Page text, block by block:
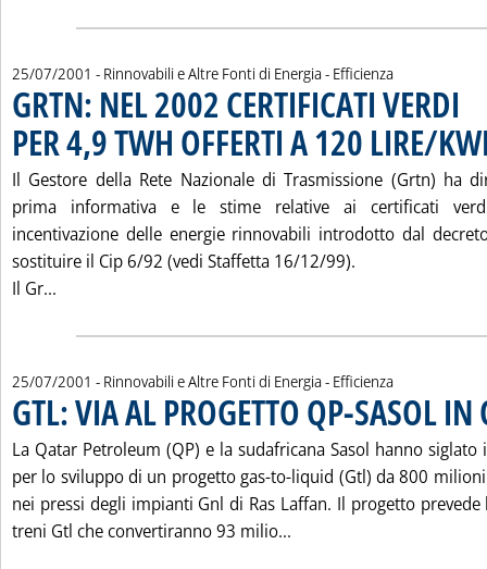
25/07/2001 - Rinnovabili e Altre Fonti di Energia - Efficienza
GRTN: NEL 2002 CERTIFICATI VERDI
PER 4,9 TWH OFFERTI A 120 LIRE/
Il Gestore della Rete Nazionale di Trasmissione (Grtn) ha
prima informativa e le stime relative ai certificati
incentivazione delle energie rinnovabili introdotto dal
sostituire il Cip 6/92 (vedi Staffetta 16/12/99).
Il Gr...
25/07/2001 - Rinnovabili e Altre Fonti di Energia - Efficienza
GTL: VIA AL PROGETTO QP-SASOL IN
La Qatar Petroleum (QP) e la sudafricana Sasol hanno
per lo sviluppo di un progetto gas-to-liquid (Gtl) da 800
nei pressi degli impianti Gnl di Ras Laffan. Il progetto
treni Gtl che convertiranno 93 milio...